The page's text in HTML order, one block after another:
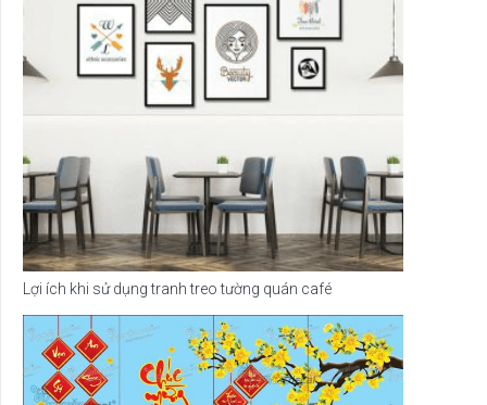
Lợi ích khi sử dụng tranh treo tường quán café